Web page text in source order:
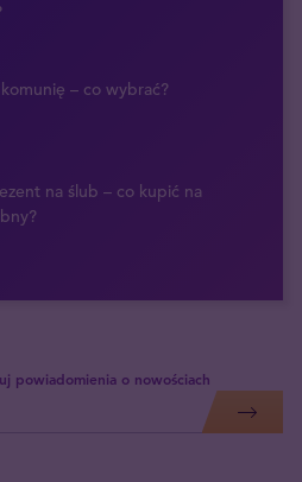
– co wybrać?
na ślub – co kupić na
powiadomienia o nowościach